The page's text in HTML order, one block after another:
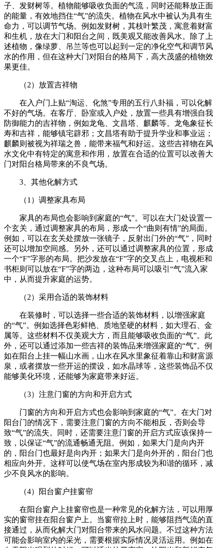
子、发财树等。植物能够吸收负面的气流，同时还能释放正面
的能量，有效地挡住“气”的流失。植物在风水中被认为具有生
命力，可以调节气场。例如发财树，其枝叶繁茂，寓意着财富
和生机，放在大门和阳台之间，既美观又能改善风水。除了上
述植物，像绿萝、吊兰等也可以起到一定的净化空气和调节风
水的作用，但在这种大门对阳台的格局下，高大茂盛的植物效
果更佳。
（2）放置吉祥物
在入户门上贴“淘运、化煞”专用的五行八卦福，可以化解
不好的气场。在客厅、卧室或入户处，放置一些具有增强自我
防御能力的吉祥物，例如龙龟、文昌塔、麒麟等。龙龟象征长
寿和吉祥，能够镇宅辟邪；文昌塔有助于提升学业和事业运；
麒麟则被视为祥瑞之兽，能带来福气和好运。这些吉祥物在风
水文化中有特定的寓意和作用，放置在合适的位置可以改善大
门对阳台格局带来的不良气场。
3、其他化解方式
（1）调整家具布局
家具的布局也会影响到家庭的“气”。可以在大门处设置一
个玄关，通过调整家具的布局，形成一个“曲则有情”的局面。
例如，可以在玄关处摆放一张镜子，反射出门外的“气”，同时
还可以增加空间感。另外，还可以通过调整家具的位置，形成
一个“F”字形的布局。把沙发放在“F”字的交叉点上，电视柜和
书柜则可以放在“F”字的两边，这种布局可以吸引“气”流入家
中，从而提升家庭的运势。
（2）采用合适的装饰材料
在装修时，可以选择一些合适的装饰材料，以增强家庭
的“气”。例如选择色彩鲜艳、质地坚硬的材料，如大理石、金
属等。这些材料不仅美观大方，而且能够吸收负面的“气”。此
外，还可以通过添加一些吉祥的装饰品来增强家庭的“气”。例
如在阳台上挂一幅山水画，山水在风水里象征着靠山和财富源
泉，或者摆放一些开运的摆设，如水晶球等，这些装饰品不仅
能够美化环境，还能够为家庭带来好运。
（3）注意门窗的方向和开启方式
门窗的方向和开启方式也会影响到家庭的“气”。在大门对
阳台门的情况下，需要注意门窗的方向不能相反，否则会导
致“气”的流失。同时，还需要注意门窗的开启方式应该保持一
致，以保证“气”的流通畅通无阻。例如，如果大门是向内开
的，阳台门也最好是向内开；如果大门是向外开的，阳台门也
相应向外开。这样可以使气场在室内形成较为和谐的循环，减
少不良风水的影响。
（4）阳台窗户挂窗帘
在阳台窗户上挂窗帘也是一种常见的化解方法，可以用厚
实的窗帘挂在阳台窗户上。当窗帘拉上时，能够阻挡气流的直
接通过，从而化解大门对阳台带来的风水问题。不过这种方法
可能会影响室内的采光，需要根据实际情况灵活运用。例如在